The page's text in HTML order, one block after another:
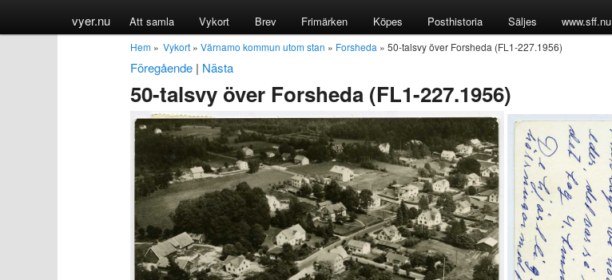
vyer.nu Att samla Vykort Brev Frimärken Köpes Posthistoria Säljes www.sff.nu
Hem » Vykort » Värnamo kommun utom stan » Forsheda » 50-talsvy över Forsheda (FL1-227.1956)
Föregående | Nästa
50-talsvy över Forsheda (FL1-227.1956)